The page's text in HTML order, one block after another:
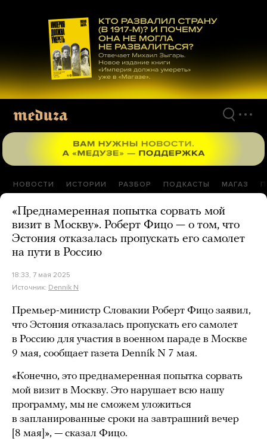
материалам
НОВОСТИ ИСТОРИИ РАЗБОР ПОДКАСТЫ МАГАЗ
«Преднамеренная попытка сорвать мой
визит в Москву». Роберт Фицо — о том, что
Эстония отказалась пропускать его самолет
на пути в Россию
18:33, 7 мая 2025
Источник: Denník N
Премьер-министр Словакии Роберт Фицо заявил,
что Эстония отказалась пропускать его самолет
в Россию для участия в военном параде в Москве
9 мая, сообщает газета Denník N 7 мая.
«Конечно, это преднамеренная попытка сорвать
мой визит в Москву. Это нарушает всю нашу
программу, мы не сможем уложиться
в запланированные сроки на завтрашний вечер
[8 мая]», — сказал Фицо.